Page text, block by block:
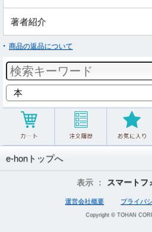
著者紹介
商品の返品について
e-honトップへ
表示 ： スマートフ
運営会社概要 プライバ
Copyright © TOHAN